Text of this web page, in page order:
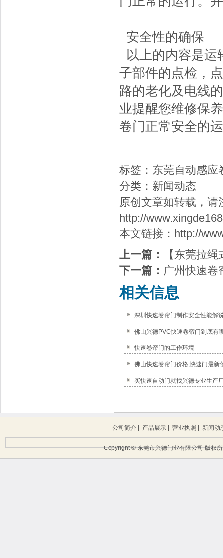
安全性的确保
以上的内容是运
子部件的点检，
路的老化及电线
业提醒您维修保
卷门正常安全的
标签： 东莞自动感应
分类： 新闻动态
原创文章如转载，请
http://
本文链接： http://
上一篇：
【东莞拉
下一篇： 广州快速卷
相关信息
深圳快速卷帘门制作安全性能解
佛山兴德PVC快速卷帘门到底有
快速卷帘门的工作环境
佛山快速卷帘门价格,快速门最新
买快速自动门就找兴德专业生产
公司简介 产品展示 营业执照 新闻动
Copyright © 东莞市兴德门业有限公司 版权